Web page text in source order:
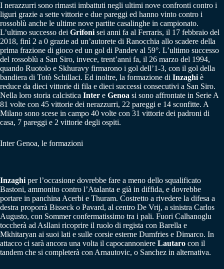
I nerazzurri sono rimasti imbattuti negli ultimi nove confronti contro i
liguri grazie a sette vittorie e due pareggi ed hanno vinto contro i
rossoblù anche le ultime nove partite casalinghe in campionato.
L’ultimo successo dei Grifoni sei anni fa al Ferraris, il 17 febbraio del
2018, finì 2 a 0 grazie ad un’autorete di Ranocchia allo scadere della
prima frazione di gioco ed un gol di Pandev al 59°. L’ultimo successo
del rossoblù a San Siro, invece, trent’anni fa, il 26 marzo del 1994,
quando Ruotolo e Skhuravy firmarono i gol dell’1-3, con il gol della
bandiera di Totò Schillaci. Ed inoltre, la formazione di Inzaghi è
reduce da dieci vittorie di fila e dieci successi consecutivi a San Siro.
Nella loro storia calcistica Inter e Genoa si sono affrontate in Serie A
81 volte con 45 vittorie dei nerazzurri, 22 pareggi e 14 sconfitte. A
Milano sono scese in campo 40 volte con 31 vittorie dei padroni di
casa, 7 pareggi e 2 vittorie degli ospiti.
Inter Genoa, le formazioni
Inzaghi per l’occasione dovrebbe fare a meno dello squalificato
Bastoni, ammonito contro l’Atalanta e già in diffida, e dovrebbe
portare in panchina Acerbi e Thuram. Costretto a rivedere la difesa a
destra proporrà Bisseck o Pavard, al centro De Vrij, a sinistra Carlos
Augusto, con Sommer confermatissimo tra i pali. Fuori Calhanoglu
toccherà ad Asllani ricoprire il ruolo di regista con Barella e
Mkhitaryan ai suoi lati e sulle corsie esterne Dumfries e Dimarco. In
attacco ci sarà ancora una volta il capocannoniere Lautaro con il
tandem che si completerà con Arnautovic, o Sanchez in alternativa.